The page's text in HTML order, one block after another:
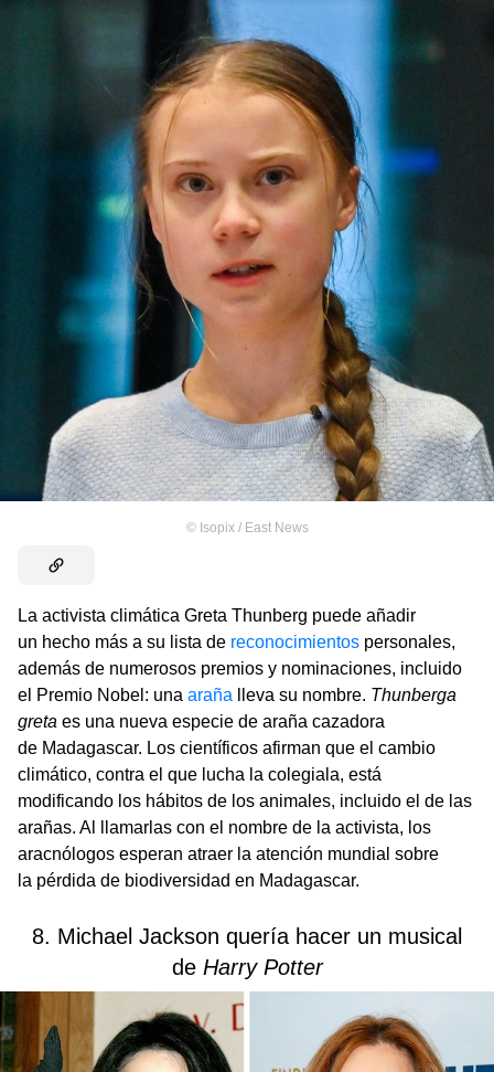
© Isopix / East News
La activista climática Greta Thunberg puede añadir
un hecho más a su lista de reconocimientos personales,
además de numerosos premios y nominaciones, incluido
el Premio Nobel: una araña lleva su nombre. Thunberga
greta es una nueva especie de araña cazadora
de Madagascar. Los científicos afirman que el cambio
climático, contra el que lucha la colegiala, está
modificando los hábitos de los animales, incluido el de las
arañas. Al llamarlas con el nombre de la activista, los
aracnólogos esperan atraer la atención mundial sobre
la pérdida de biodiversidad en Madagascar.
8. Michael Jackson quería hacer un musical
de Harry Potter